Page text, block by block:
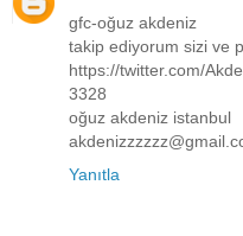
gfc-oğuz akdeniz
takip ediyorum sizi ve
https://twitter.com/
3328
oğuz akdeniz istanbul
Yanıtla